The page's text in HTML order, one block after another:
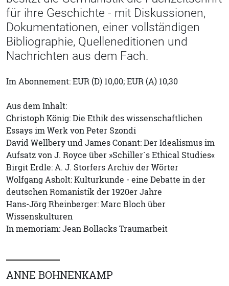
für ihre Geschichte - mit Diskussionen,
Dokumentationen, einer vollständigen
Bibliographie, Quelleneditionen und
Nachrichten aus dem Fach.
Im Abonnement: EUR (D) 10,00; EUR (A) 10,30
Aus dem Inhalt:
Christoph König: Die Ethik des wissenschaftlichen
Essays im Werk von Peter Szondi
David Wellbery und James Conant: Der Idealismus im
Aufsatz von J. Royce über »Schiller`s Ethical Studies«
Birgit Erdle: A. J. Storfers Archiv der Wörter
Wolfgang Asholt: Kulturkunde - eine Debatte in der
deutschen Romanistik der 1920er Jahre
Hans-Jörg Rheinberger: Marc Bloch über
Wissenskulturen
In memoriam: Jean Bollacks Traumarbeit
ANNE BOHNENKAMP